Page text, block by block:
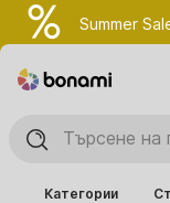
Summer
Категории